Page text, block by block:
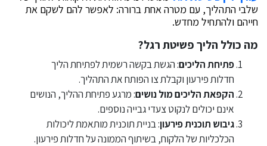
שלבי התהליך, עם מטרה אחת ברורה: לאפשר להם לשקם את
חייהם ולהתחיל מחדש.
מה כולל הליך פשיטת רגל?
פתיחת הליכים: הגשת בקשה רשמית לפתיחת הליך
חדלות פירעון וקבלת צו הפותח את התהליך.
הקפאת הליכים מול נושים: מרגע פתיחת ההליך, הנושים
אינם יכולים לנקוט צעדי גבייה נוספים.
גיבוש תוכנית פירעון: בניית תוכנית מותאמת ליכולות
הכלכליות של הלקוח, בשיתוף הממונה על חדלות פירעון.